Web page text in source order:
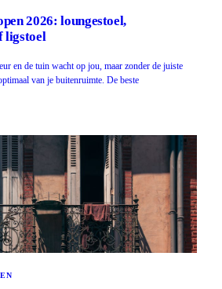
2026: loungestoel,
ligstoel
en de tuin wacht op jou, maar zonder de juiste
van je buitenruimte. De beste